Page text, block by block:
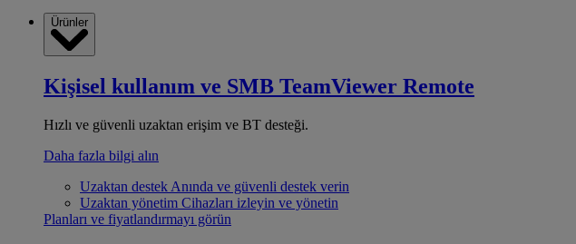
Ürünler
Kişisel kullanım ve SMB TeamViewer Remote
Hızlı ve güvenli uzaktan erişim ve BT desteği.
Daha fazla bilgi alın
Uzaktan destek Anında ve güvenli destek verin
Uzaktan yönetim Cihazları izleyin ve yönetin
Planları ve fiyatlandırmayı görün